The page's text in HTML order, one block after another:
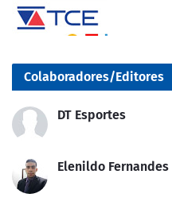
Colaboradores/Editores
DT Esportes
Elenildo Fernandes